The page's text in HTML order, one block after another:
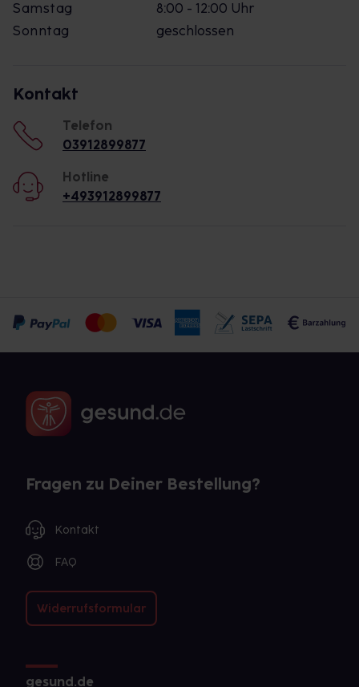
Samstag
8:00 - 12:00 Uhr
Sonntag
geschlossen
Kontakt
Telefon
03912899877
Hotline
+493912899877
Fragen zu Deiner Bestellung?
Kontakt
FAQ
Widerrufsformular
gesund.de